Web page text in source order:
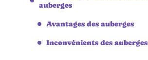
auberges
Avantages des auberges
Inconvénients des auberges